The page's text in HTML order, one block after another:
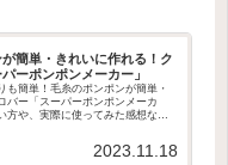
簡単・きれいに作れる！ク
ーポンポンメーカー」
も簡単！毛糸のポンポンが簡単・
バー「スーパーポンポンメーカ
方や、実際に使ってみた感想など
2023.11.18